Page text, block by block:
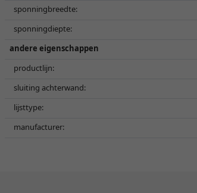
sponningbreedte:
sponningdiepte:
andere eigenschappen
productlijn:
sluiting achterwand:
lijsttype:
manufacturer: